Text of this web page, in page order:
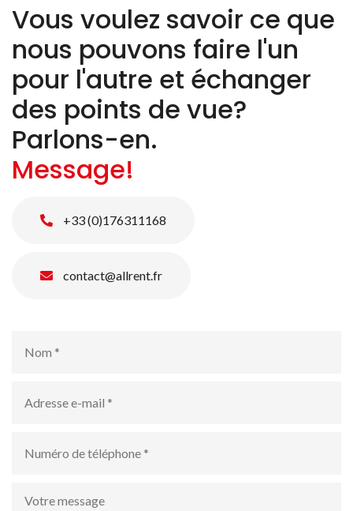
Vous voulez savoir ce que
nous pouvons faire l'un
pour l'autre et échanger
des points de vue?
Parlons-en.
Message!
+33 (0)176311168
contact@allrent.fr
message